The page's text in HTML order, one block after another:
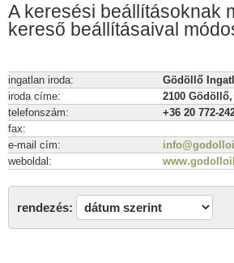
A keresési beállításoknak
kereső beállításaival
ingatlan iroda:
Gödöllő
iroda címe:
2100
telefonszám:
+36 20 772-
fax:
e-mail cím:
weboldal:
rendezés: